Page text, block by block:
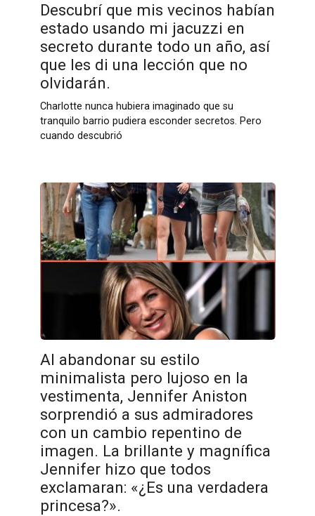
Descubrí que mis vecinos habían
estado usando mi jacuzzi en
secreto durante todo un año, así
que les di una lección que no
olvidarán.
Charlotte nunca hubiera imaginado que su
tranquilo barrio pudiera esconder secretos. Pero
cuando descubrió
Al abandonar su estilo
minimalista pero lujoso en la
vestimenta, Jennifer Aniston
sorprendió a sus admiradores
con un cambio repentino de
imagen. La brillante y magnífica
Jennifer hizo que todos
exclamaran: «¿Es una verdadera
princesa?».